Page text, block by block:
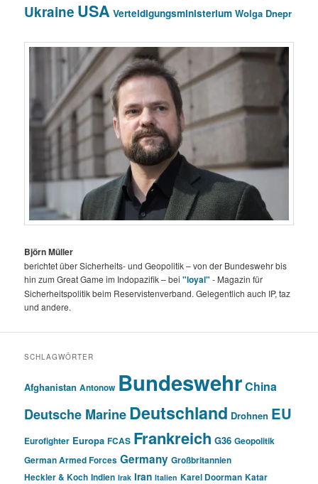
Ukraine USA Verteidigungsministerium Wolga Dnepr
Björn Müller
berichtet über Sicherheits- und Geopolitik – von der Bundeswehr bis
hin zum Great Game im Indopazifik – bei"loyal" - Magazin für
Sicherheitspolitik beim Reservistenverband. Gelegentlich auch IP, taz
und andere.
SCHLAGWÖRTER
Afghanistan Antonow BundeswehrChina
Deutsche MarineDeutschland Drohnen EU
Eurofighter Europa FCAS Frankreich G36 Geopolitik
German Armed Forces Germany Großbritannien
Heckler & Koch Indien Irak Iran Italien Karel Doorman Katar